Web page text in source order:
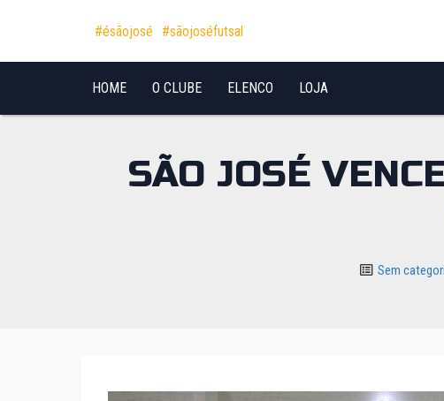
Pular para o conteúdo
#ésãojosé #sãojoséfutsal
HOME O CLUBE ELENCO LOJA
SÃO JOSÉ
Sem